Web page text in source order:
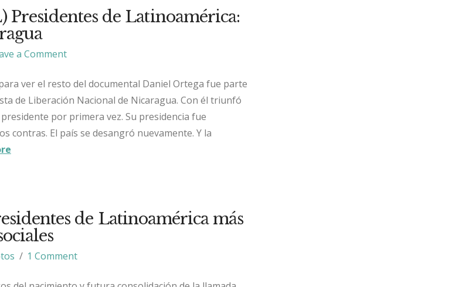
de Latinoamérica:
a Comment
ver el resto del documental Daniel Ortega fue parte
de Liberación Nacional de Nicaragua. Con él triunfó
por primera vez. Su presidencia fue
contras. El país se desangró nuevamente. Y la
de Latinoamérica más
1 Comment